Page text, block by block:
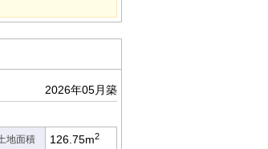
2026年05月築
地面積 126.75m2